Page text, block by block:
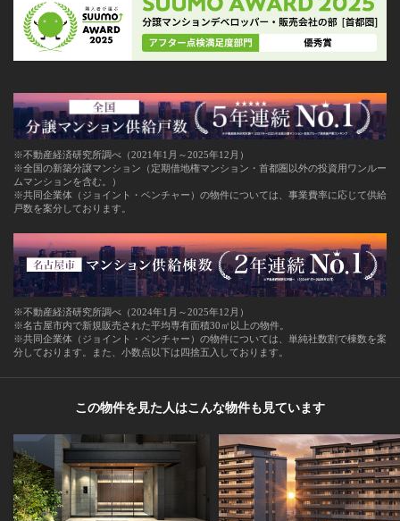
※不動産経済研究所調べ（2021年1月～2025年12月）
※全国の新築分譲マンション（定期借地権マンション・首都圏以外の投資用ワンルー
ムマンションを含む。）
※共同企業体（ジョイント・ベンチャー）の物件については、事業費率に応じて供給
戸数を案分しております。
※不動産経済研究所調べ（2024年1月～2025年12月）
※名古屋市内で新規販売された平均専有面積30㎡以上の物件。
※共同企業体（ジョイント・ベンチャー）の物件については、単純社数割で棟数を案
分しております。また、小数点以下は四捨五入しております。
この物件を見た人はこんな物件も見ています